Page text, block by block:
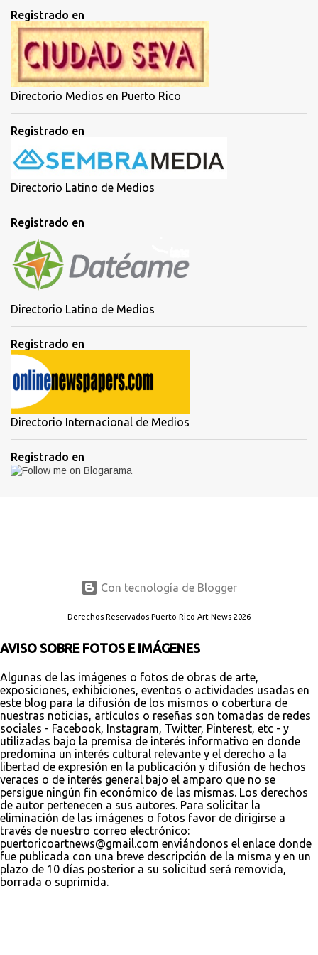
Registrado en
Directorio Medios en Puerto Rico
Registrado en
Directorio Latino de Medios
Registrado en
Directorio Latino de Medios
Registrado en
Directorio Internacional de Medios
Registrado en
Con tecnología de Blogger
Derechos Reservados Puerto Rico Art News 2026
AVISO SOBRE FOTOS E IMÁGENES
Algunas de las imágenes o fotos de obras de arte,
exposiciones, exhibiciones, eventos o actividades usadas en
este blog para la difusión de los mismos o cobertura de
nuestras noticias, artículos o reseñas son tomadas de redes
sociales - Facebook, Instagram, Twitter, Pinterest, etc - y
utilizadas bajo la premisa de interés informativo en donde
predomina un interés cultural relevante y el derecho a la
libertad de expresión en la publicación y difusión de hechos
veraces o de interés general bajo el amparo que no se
persigue ningún fin económico de las mismas. Los derechos
de autor pertenecen a sus autores. Para solicitar la
eliminación de las imágenes o fotos favor de dirigirse a
través de nuestro correo electrónico:
puertoricoartnews@gmail.com enviándonos el enlace donde
fue publicada con una breve descripción de la misma y en un
plazo de 10 días posterior a su solicitud será removida,
borrada o suprimida.